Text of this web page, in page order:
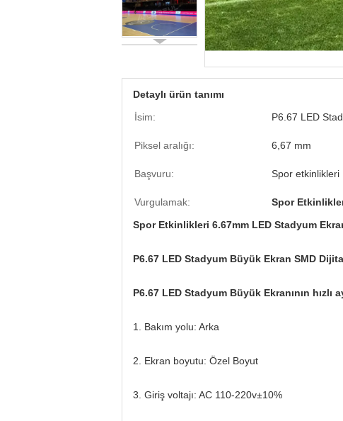
Detaylı ürün tanımı
İsim:
P6.67 LED
Piksel aralığı: 6,67 mm
Başvuru: Spor etkinlikleri
Vurgulamak: Spor
Spor Etkinlikleri 6.67mm LED Stadyum
P6.67 LED Stadyum Büyük Ekran SMD
P6.67 LED Stadyum Büyük Ekranının hızlı
1. Bakım yolu: Arka
2. Ekran boyutu: Özel Boyut
3. Giriş voltajı: AC 110-220v±10%